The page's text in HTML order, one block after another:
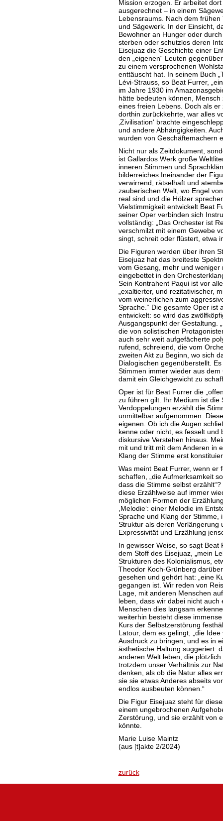
Mission erzogen. Er arbeitet
ausgerechnet – in einem
Lebensraums. Nach dem
und Sägewerk. In der Einsicht,
Bewohner an Hunger oder
sterben oder schutzlos deren
Eisejuaz die Geschichte einer
den „eigenen“ Leuten
zu einem versprochenen
enttäuscht hat. In seinem Buch
Lévi-Strauss, so Beat Furrer,
im Jahre 1930 im
hätte bedeuten können,
eines freien Lebens. Doch als
dorthin zurückkehrte, war alles
‚Zivilisation‘ brachte
und andere Abhängigkeiten.
wurden von Geschäftemachern
Nicht nur als Zeitdokument,
ist Gallardos Werk große
inneren Stimmen und
bilderreiches Ineinander der
verwirrend, rätselhaft und
zauberischen Welt, wo Engel
real sind und die Hölzer
Vielstimmigkeit entwickelt Beat
seiner Oper verbinden sich
vollständig: „Das Orchester ist
verschmilzt mit einem Gewebe
singt, schreit oder flüstert, etwa
Die Figuren werden über ihren
Eisejuaz hat das breiteste
vom Gesang, mehr und
eingebettet in den
Sein Kontrahent Paqui ist vor
„exaltierter, und rezitativischer,
vom weinerlichen zum
Sprache.“ Die gesamte Oper ist
entwickelt: so wird das
Ausgangspunkt der Gestaltung.
die von solistischen
auch sehr weit aufgefächerte
rufend, schreiend, die vom
zweiten Akt zu Beginn, wo sich
Dialogischen gegenüberstellt.
Stimmen immer wieder aus
damit ein Gleichgewicht zu
Oper ist für Beat Furrer die
zu führen gilt. Ihr Medium ist die
Verdoppelungen erzählt die
unmittelbar aufgenommen.
eigenen. Ob ich die Augen
kenne oder nicht, es fesselt und
diskursive Verstehen hinaus.
mit und tritt mit dem Anderen in
Klang der Stimme erst
Was meint Beat Furrer, wenn er
schaffen, „die Aufmerksamkeit
dass die Stimme selbst
diese Erzählweise auf immer
möglichen Formen der
,Melodie‘: einer Melodie im
Sprache und Klang der Stimme,
Struktur als deren Verlängerung
Expressivität und Erzählung
In gewisser Weise, so sagt
dem Stoff des Eisejuaz, „mein
Strukturen des Kolonialismus,
Theodor Koch-Grünberg
gesehen und gehört hat: „eine
gegangen ist. Wir reden von
Lage, mit anderen Menschen
leben, dass wir dabei nicht auch
Menschen dies langsam
weiterhin besteht diese
Kurs der Selbstzerstörung
Latour, dem es gelingt, „die Idee
Ausdruck zu bringen, und es in
ästhetische Haltung suggeriert:
anderen Welt leben, die
trotzdem unser Verhältnis zur
denken, als ob die Natur alles
sie sie etwas Anderes abseits
endlos ausbeuten können.“
Die Figur Eisejuaz steht für
einem ungebrochenen
Zerstörung, und sie erzählt von
könnte.
Marie Luise Maintz
(aus [t]akte 2/2024)
zurück